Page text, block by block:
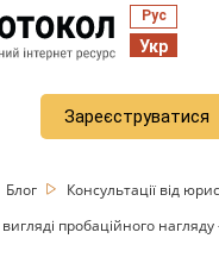
Рус
Укр
Зареєструватися
Блог Консультації від
пробаційного